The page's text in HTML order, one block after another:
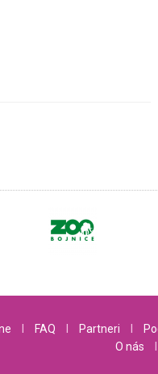
FAQ Partneri
O nás